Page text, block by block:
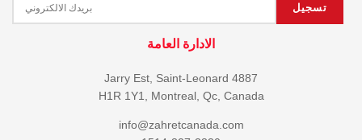
الادارة العامة
4887 Jarry Est, Saint-Leonard
H1R 1Y1, Montreal, Qc, Canada
info@zahretcanada.com